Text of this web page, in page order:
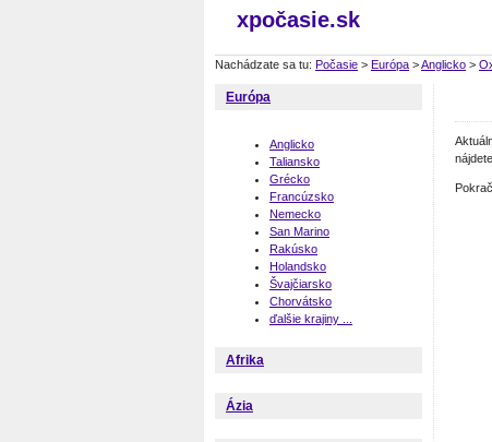
xpočasie.sk
Nachádzate sa tu: Počasie > Európa >Anglicko >
Európa
Anglicko
Taliansko
Grécko
Francúzsko
Nemecko
San Marino
Rakúsko
Holandsko
Švajčiarsko
Chorvátsko
ďalšie krajiny ...
Afrika
Ázia